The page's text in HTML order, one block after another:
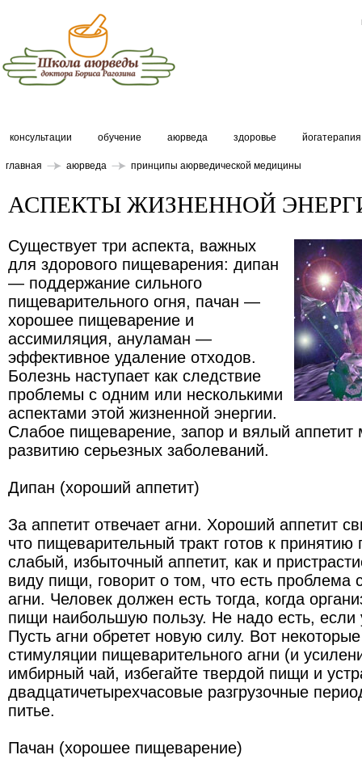
консультации обучение аюрведа здоровье йогатерапия
главная аюрведа принципы аюрведической медицины
АСПЕКТЫ ЖИЗНЕННОЙ
Существует три аспекта, важных
для здорового пищеварения: дипан
— поддержание сильного
пищеварительного огня, пачан —
хорошее пищеварение и
ассимиляция, ануламан —
эффективное удаление отходов.
Болезнь наступает как следствие
проблемы с одним или несколькими
аспектами этой жизненной энергии.
Слабое пищеварение, запор и вялый аппетит
развитию серьезных заболеваний.
Дипан (хороший аппетит)
За аппетит отвечает агни. Хороший аппетит
что пищеварительный тракт готов к
слабый, избыточный аппетит, как и
виду пищи, говорит о том, что есть проблема
агни. Человек должен есть тогда, когда
пищи наибольшую пользу. Не надо есть, если
Пусть агни обретет новую силу. Вот
стимуляции пищеварительного агни (и
имбирный чай, избегайте твердой пищи и
двадцатичетырехчасовые разгрузочные
питье.
Пачан (хорошее пищеварение)